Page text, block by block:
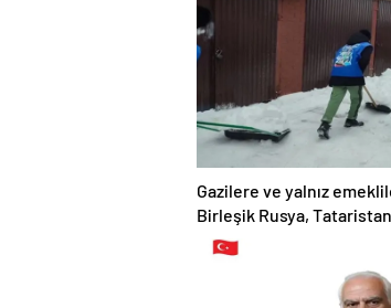
Gazilere ve yalnız
Birleşik Rusya,
“Kar İnişi” kampanyası